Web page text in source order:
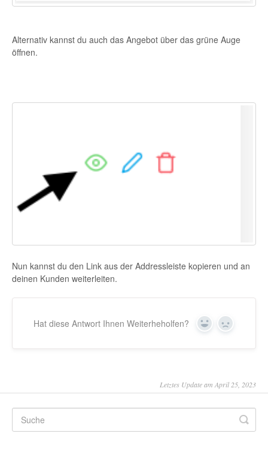
Alternativ kannst du auch das Angebot über das grüne Auge
öffnen.
Nun kannst du den Link aus der Addressleiste kopieren und an
deinen Kunden weiterleiten.
Hat diese Antwort Ihnen Weiterheholfen? Yes No
Letztes Update am April 25, 2023